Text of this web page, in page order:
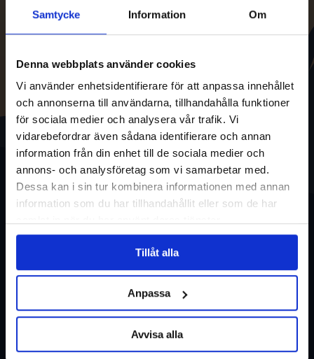
Samtycke Information Om
Denna webbplats använder cookies
Vi använder enhetsidentifierare för att anpassa innehållet
och annonserna till användarna, tillhandahålla funktioner
för sociala medier och analysera vår trafik. Vi
vidarebefordrar även sådana identifierare och annan
information från din enhet till de sociala medier och
annons- och analysföretag som vi samarbetar med.
Dessa kan i sin tur kombinera informationen med annan
information som du har tillhandahållit eller som de har
Tillåt alla
Anpassa
Avvisa alla
Restyper
Om oss
Boka och res tryggt med
EverTrek
Grupp & Konferens
Kontakta oss